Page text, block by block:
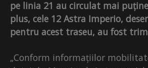
pe linia 21 au circulat mai
plus, cele 12 Astra Imperio,
pentru acest traseu, au fost
„Conform informațiilor